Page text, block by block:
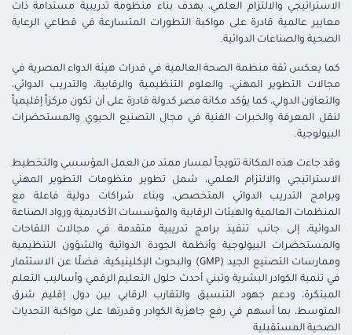
الاستراتيجي والالتزام العلمي، بهدف بناء منظومة تدريبية مستدامة ذات
معايير عالمية قادرة على مواكبة التطورات المتسارعة في قطاعي الرعاية
الصحية والصناعات الدوائية.
كما يعكس ثقة منظمة الصحة العالمية في قدرات هيئة الدواء المصرية في
مجالات التطوير المهني، والعلوم التنظيمية والرقابية، والتدريب الدوائي،
والتعاون الدولي، كما يؤكد مكانة مصر كدولة قادرة على أن تكون مركزاً إقليمياً
لنقل المعرفة والخبرات الفنية في مجال التصنيع الحيوي والمستحضرات
البيولوجية.
وقد جاءت هذه المكانة تتويجاً لمسار ممتد من العمل المؤسسي والتخطيط
الاستراتيجي والالتزام العلمي، شمل تطوير منظومات التطوير المهني
وبرامج التدريب الدوائي المتخصص، وبناء شراكات دولية فاعلة مع
المنظمات العالمية والهيئات الرقابية والمؤسسات الأكاديمية ورواد الصناعة
الدوائية، إلى جانب تنفيذ برامج تدريبية متقدمة في مجالات اللقاحات
والمستحضرات البيولوجية وأنظمة الجودة الدوائية والشؤون التنظيمية
وممارسات التصنيع الجيد (GMP) والبحوث الإكلينيكية، فضلًا عن الاستثمار
في تنمية الكوادر البشرية وتبني أحدث حلول التعليم الرقمي وأساليب التعلم
المبتكرة، ودعم جهود التنسيق والتقارب الرقابي بين دول إقليم شرق
المتوسط، بما أسهم في رفع جاهزية الكوادر وقدرتها على مواكبة التحديات
الصحية المستقبلية